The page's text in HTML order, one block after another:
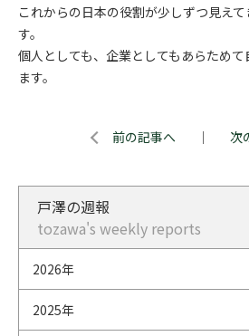
これからの日本の役割が少しずつ見え
す。
個人としても、企業としてもあらため
ます。
前の記事へ ｜ 次
戸澤の週報
tozawa's weekly reports
2026年
2025年